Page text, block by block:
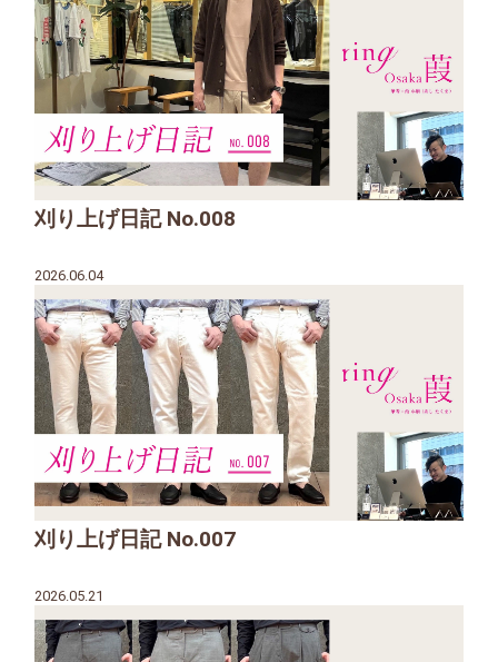
刈り上げ日記 No.008
2026.06.04
刈り上げ日記 No.007
2026.05.21